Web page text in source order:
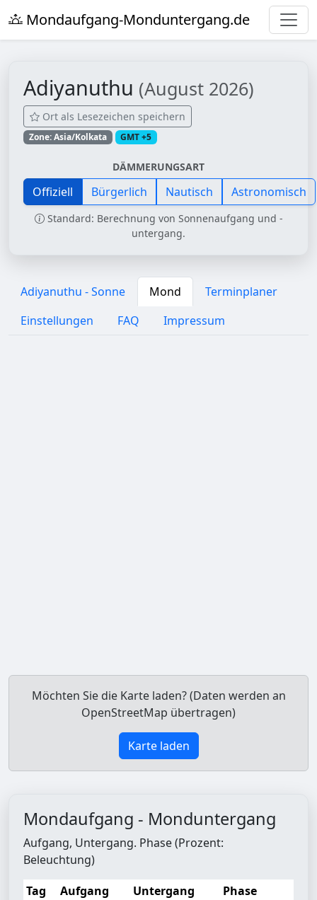
Mondaufgang-Monduntergang.de
Adiyanuthu (August 2026)
Ort als Lesezeichen speichern
Zone: Asia/Kolkata GMT +5
DÄMMERUNGSART
Offiziell Bürgerlich Nautisch Astronomisch
Standard: Berechnung von Sonnenaufgang und -
untergang.
Adiyanuthu - Sonne Mond
Terminplaner
Einstellungen
FAQ Impressum
Möchten Sie die Karte laden? (Daten werden an
OpenStreetMap übertragen)
Karte laden
Mondaufgang - Monduntergang
Aufgang, Untergang. Phase (Prozent:
Beleuchtung)
Tag
Aufgang Untergang
Phase